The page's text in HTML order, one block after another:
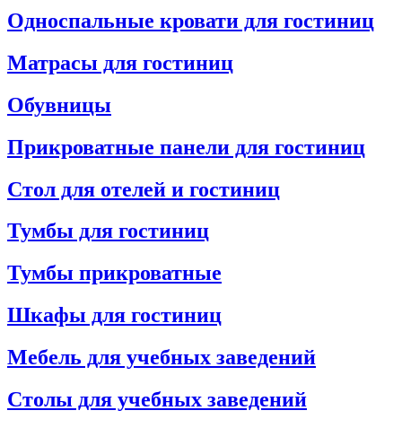
Односпальные кровати для гостиниц
Матрасы для гостиниц
Обувницы
Прикроватные панели для гостиниц
Стол для отелей и гостиниц
Тумбы для гостиниц
Тумбы прикроватные
Шкафы для гостиниц
Мебель для учебных заведений
Столы для учебных заведений